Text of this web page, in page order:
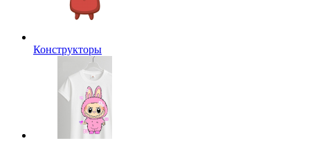
Конструкторы